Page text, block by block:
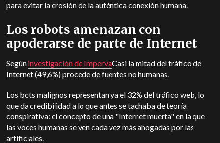
para evitar la erosión de la auténtica conexión humana.
Los robots amenazan con
apoderarse de parte de Internet
Según investigación de ImpervaCasi la mitad del tráfico de
Internet (49,6%) procede de fuentes no humanas.
Los bots malignos representan ya el 32% del tráfico web, lo
que da credibilidad a lo que antes se tachaba de teoría
conspirativa: el concepto de una "Internet muerta" en la que
las voces humanas se ven cada vez más ahogadas por las
artificiales.